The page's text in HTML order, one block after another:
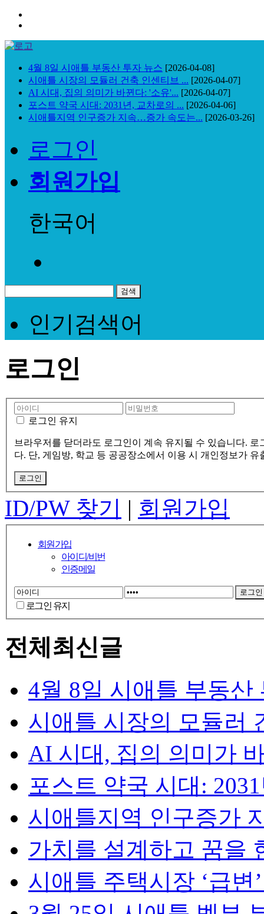
4월 8일 시애틀 부동산 투자 뉴스 [2026-04-08]
시애틀 시장의 모듈러 건축 인센티브 ... [2026-04-07]
AI 시대, 집의 의미가 바뀐다: '소유'... [2026-04-07]
포스트 약국 시대: 2031년, 교차로의 ... [2026-04-06]
시애틀지역 인구증가 지속…증가 속도는... [2026-03-26]
로그인
회원가입
한국어
인기검색어
로그인
로그인 유지
브라우저를 닫더라도 로그인이 계속 유지될 수 있습니다.
다. 단, 게임방, 학교 등 공공장소에서 이용 시 개인정보가
ID/PW 찾기 | 회원가입
회원가입
아이디/비번
인증메일
로그인 유지
전체최신글
4월 8일 시애틀 부동산
시애틀 시장의 모듈러
AI 시대, 집의 의미가
포스트 약국 시대:
시애틀지역 인구증가
가치를 설계하고 꿈을
시애틀 주택시장 ‘급